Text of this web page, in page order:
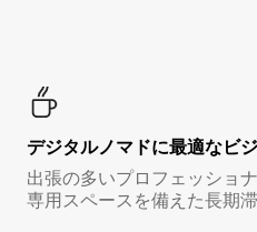
デジタルノマド⁠に最⁠適⁠なビ⁠
出張の多いプロフェッショ
専用スペースを備えた長期